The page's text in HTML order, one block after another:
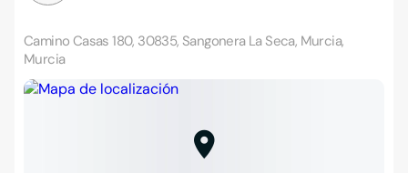
Camino Casas 180, 30835, Sangonera La Seca, Murcia,
Murcia